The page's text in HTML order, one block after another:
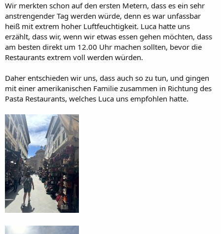
Wir merkten schon auf den ersten Metern, dass es ein sehr
anstrengender Tag werden würde, denn es war unfassbar
heiß mit extrem hoher Luftfeuchtigkeit. Luca hatte uns
erzählt, dass wir, wenn wir etwas essen gehen möchten, dass
am besten direkt um 12.00 Uhr machen sollten, bevor die
Restaurants extrem voll werden würden.
Daher entschieden wir uns, dass auch so zu tun, und gingen
mit einer amerikanischen Familie zusammen in Richtung des
Pasta Restaurants, welches Luca uns empfohlen hatte.